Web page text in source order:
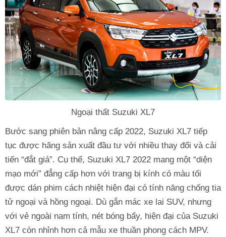
Ngoại thất Suzuki XL7
Bước sang phiên bản nâng cấp 2022, Suzuki XL7 tiếp
tục được hãng sản xuất đầu tư với nhiều thay đổi và cải
tiến “đắt giá”. Cụ thể, Suzuki XL7 2022 mang một “diện
mạo mới” đẳng cấp hơn với trang bị kính có màu tối
được dán phim cách nhiệt hiện đại có tính năng chống tia
tử ngoại và hồng ngoại. Dù gắn mác xe lai SUV, nhưng
với vẻ ngoài nam tính, nét bóng bẩy, hiện đại của Suzuki
XL7 còn nhỉnh hơn cả mẫu xe thuần phong cách MPV.